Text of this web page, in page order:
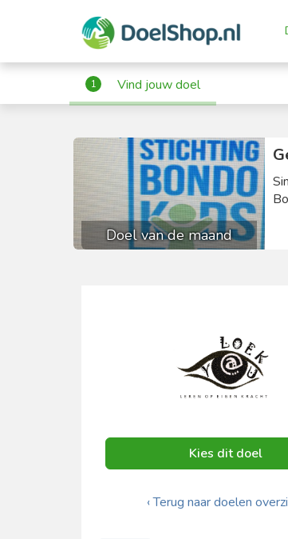
1 Vind jouw doel
Doel van de maand
Kies dit doel
‹ Terug naar doelen